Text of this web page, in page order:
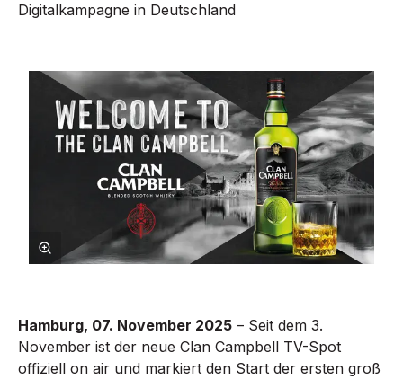
Digitalkampagne in Deutschland
Hamburg, 07. November 2025 – Seit dem 3.
November ist der neue Clan Campbell TV-Spot
offiziell on air und markiert den Start der ersten groß